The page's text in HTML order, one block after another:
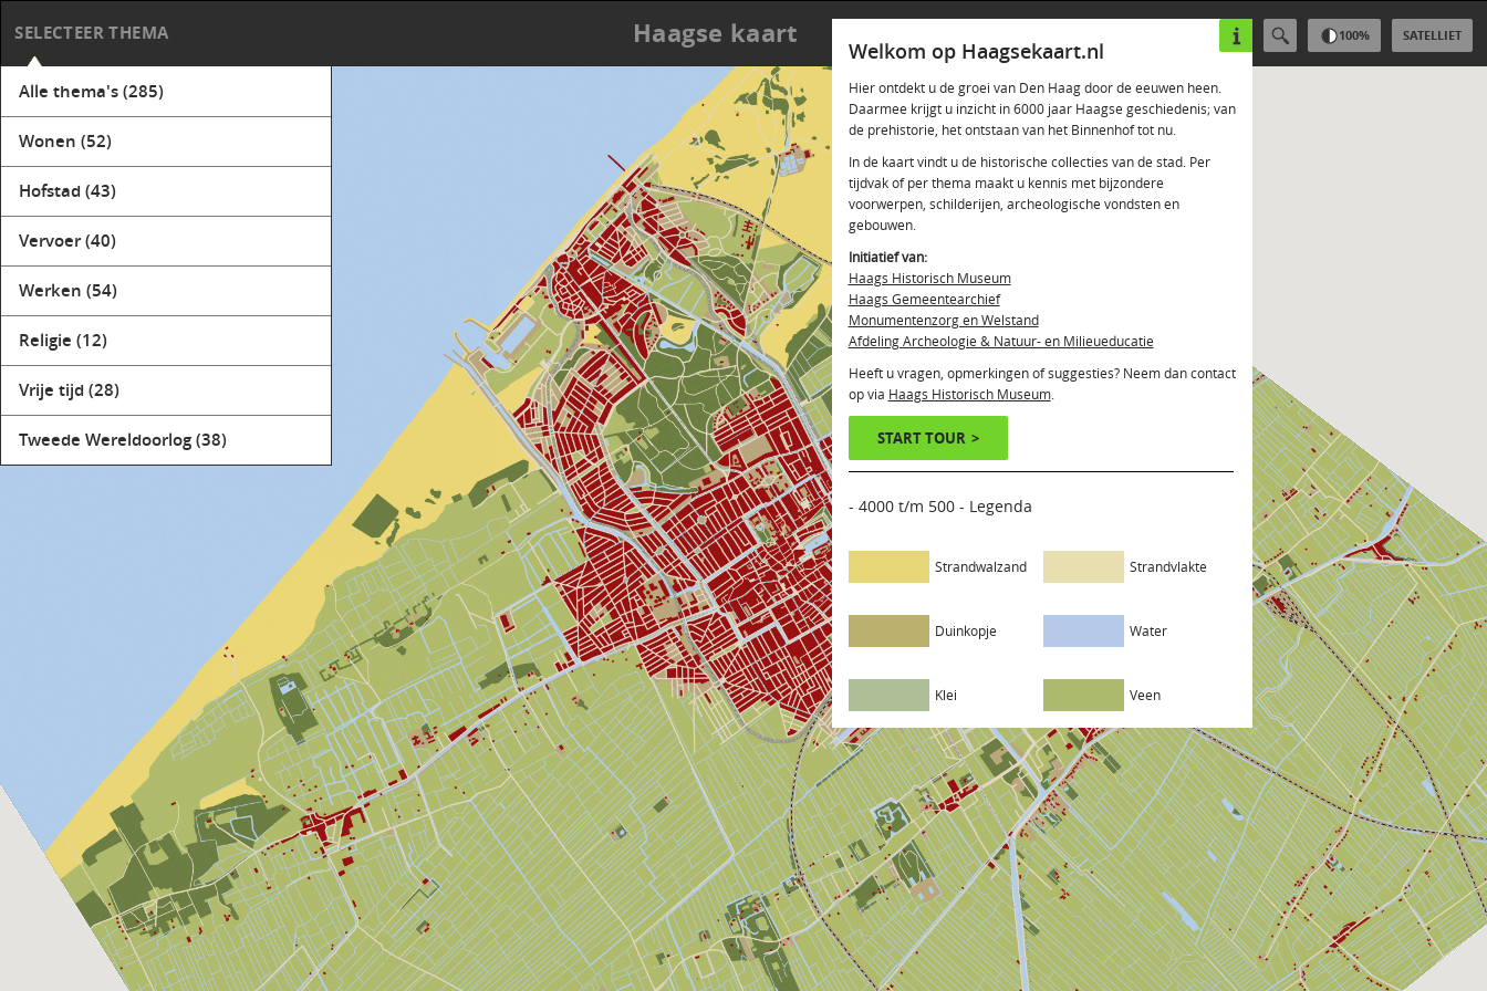
SELECTEER THEMA Haagse kaart SATELLIET
100%
Welkom op Haagsekaart.nl
Hier ontdekt u de groei van Den Haag door de eeuwen heen.
Daarmee krijgt u inzicht in 6000 jaar Haagse geschiedenis; van
de prehistorie, het ontstaan van het Binnenhof tot nu.
In de kaart vindt u de historische collecties van de stad. Per
tijdvak of per thema maakt u kennis met bijzondere
voorwerpen, schilderijen, archeologische vondsten en
gebouwen.
Initiatief van:
Haags Historisch Museum
Haags Gemeentearchief
Monumentenzorg en Welstand
Afdeling Archeologie & Natuur- en Milieueducatie
Heeft u vragen, opmerkingen of suggesties? Neem dan contact
op via Haags Historisch Museum.
START TOUR
- 4000 t/m 500 - Legenda
Strandwalzand Strandvlakte
Duinkopje Water
Klei Veen
Alle thema's(285)
Wonen (52)
Hofstad (43)
Vervoer(40)
Werken (54)
Religie (12)
Vrije tijd (28)
Tweede Wereldoorlog(38)